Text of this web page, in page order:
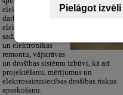
elektromontāžas
darbus,
elektroinstalācijas,
sadzīves tehnikas
un elektronikas
remontu, vājstrāvas
un drošības sistēmu izbūvi, kā arī
projektēšanu, mērījumus un
elektrosaimniecības drošības riskus
apsekošanu.
Pielāgot izvēli